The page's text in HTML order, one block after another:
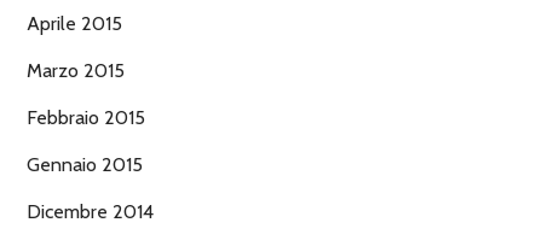
Aprile 2015
Marzo 2015
Febbraio 2015
Gennaio 2015
Dicembre 2014